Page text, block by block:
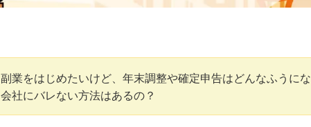
副業をはじめたいけど、年末調整や確定申告はどんなふうに
会社にバレない方法はあるの？